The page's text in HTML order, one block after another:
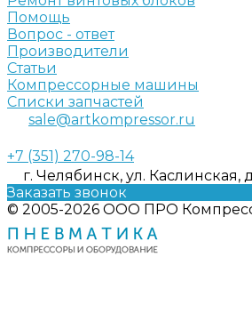
Помощь
Вопрос - ответ
Производители
Статьи
Компрессорные машины
Списки запчастей
sale@artkompressor.ru
+7 (351) 270-98-14
г. Челябинск, ул. Каслинская,
Заказать звонок
© 2005-2026 ООО ПРО